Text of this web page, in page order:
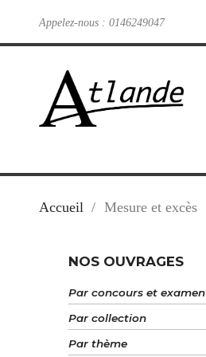
Appelez-nous : 0146249047
Accueil Mesure et excès
NOS OUVRAGES
Par concours et examen
Par collection
Par thème